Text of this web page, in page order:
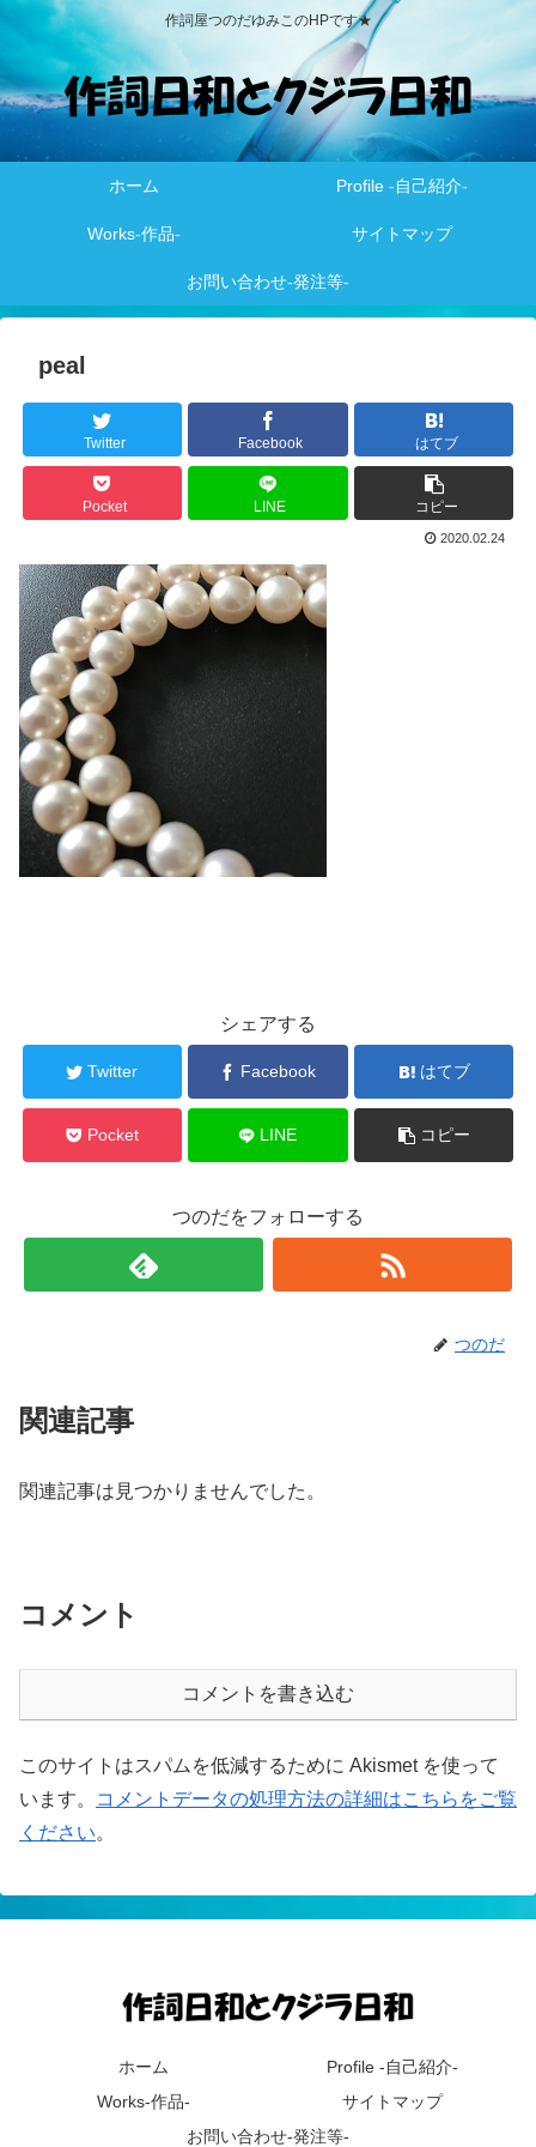
作詞屋つのだゆみこのHPです★
ホーム Profile -自己紹介-
Works-作品- サイトマップ
お問い合わせ-発注等-
peal
Twitter Facebook はてブ
Pocket LINE コピー
2020.02.24
シェアする
Twitter Facebook はてブ
Pocket LINE コピー
つのだをフォローする
つのだ
関連記事
関連記事は見つかりませんでした。
コメント
コメントを書き込む
このサイトはスパムを低減するために Akismet を使って
います。
コメントデータの処理方法の詳細はこちらをご覧
ください。
ホーム
Profile -自己紹介-
Works-作品-
サイトマップ
お問い合わせ-発注等-